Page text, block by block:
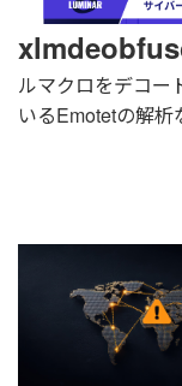
ルマクロをデコー
いるEmotetの解析